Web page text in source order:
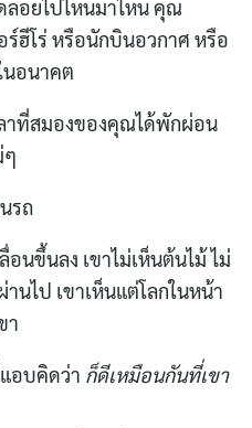
ลอยไปไหนมาไหน คุณ
ร์ฮีโร่ หรือนักบินอวกาศ หรือ
นอนาคต
าที่สมองของคุณได้พักผ่อน
ๆ
รถ
นขึ้นลง เขาไม่เห็นต้นไม้ ไม่
นไป เขาเห็นแต่โลกในหน้า
า
อบคิดว่า ก็ดีเหมือนกันที่เขา